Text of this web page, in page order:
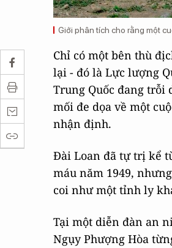
Giới phân tích cho rằng một
Chỉ có một bên thù
lại - đó là Lực lượng
Trung Quốc đang trỗi
mối đe dọa về một
nhận định.
Đài Loan đã tự trị kể
máu năm 1949,
coi như một tỉnh ly
Tại một diễn đàn an
Ngụy Phượng Hòa